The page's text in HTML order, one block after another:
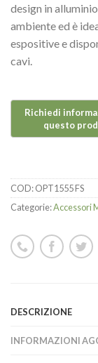
design in
ambiente ed è
espositive e
cavi.
COD:OPT1555 FS
Categorie:Accessori
DESCRIZIONE
INFORMAZIONI